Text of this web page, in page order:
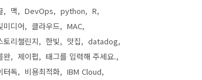
맥 DevOps python
R
미디어
클라우드
MAC
토리챌린지
한빛 맛집
datadog
완
제이펍
태그를 입력해 주세요.
터독
비용최적화
IBM Cloud